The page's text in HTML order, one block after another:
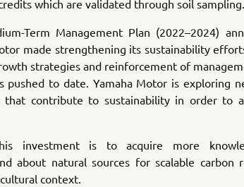
which are validated through soil sampling.
Term Management Plan (2022–2024)
made strengthening its sustainability
strategies and reinforcement of
pushed to date. Yamaha Motor is exploring
that contribute to sustainability in order to
investment is to acquire more
about natural sources for scalable carbon
context.